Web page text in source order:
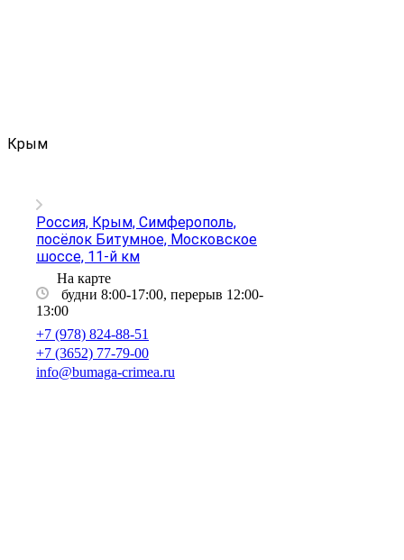
Крым
Россия, Крым, Симферополь,
посёлок Битумное, Московское
шоссе, 11-й км
На карте
будни 8:00-17:00, перерыв 12:00-
13:00
+7 (978) 824-88-51
+7 (3652) 77-79-00
info@bumaga-crimea.ru